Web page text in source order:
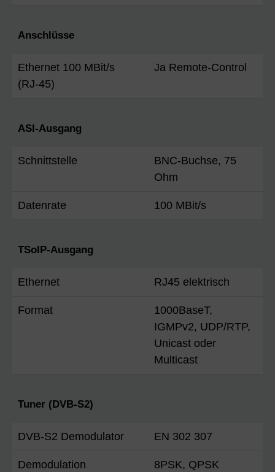
Anschlüsse
Ethernet 100 MBit/s
(RJ-45)
Ja Remote-Control
ASI-Ausgang
Schnittstelle
BNC-Buchse, 75
Ohm
Datenrate 100 MBit/s
TSoIP-Ausgang
Ethernet RJ45 elektrisch
Format
1000BaseT,
IGMPv2, UDP/RTP,
Unicast oder
Multicast
Tuner (DVB-S2)
DVB-S2 Demodulator EN 302 307
Demodulation 8PSK, QPSK